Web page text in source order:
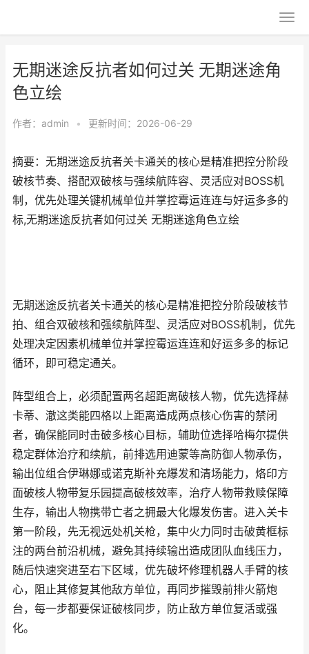
无期迷途反抗者如何过关 无期迷途角
色立绘
作者： admin • 更新时间：2026-06-29
摘要：无期迷途反抗者关卡通关的核心是精准把控分阶段
破核节奏、搭配双破核与强续航阵容、灵活应对BOSS机
制，优先处理关键机械单位并掌控霉运连连与好运多多的
标,无期迷途反抗者如何过关 无期迷途角色立绘
无期迷途反抗者关卡通关的核心是精准把控分阶段破核节
拍、组合双破核和强续航阵型、灵活应对BOSS机制，优先
处理决定因素机械单位并掌控霉运连连和好运多多的标记
循环，即可稳定通关。
阵型组合上，必须配置两名超距离破核人物，优先选择赫
卡蒂、澈这类能四格以上距离造成两点核心伤害的禁闭
者，确保能同时击破多核心目标，辅助位选择哈梅尔提供
稳定群体治疗和续航，前排选用迪蒙等高防御人物承伤，
输出位组合伊琳娜或诺克斯补充爆发和清场能力，烙印方
面破核人物带复乐园提高破核效率，治疗人物带救赎保障
生存，输出人物携带亡者之拥最大化爆发伤害。进入关卡
第一阶段，先无视远处机关枪，集中火力同时击破黄框标
注的两台前沿机械，避免其持续输出造成团队血线压力，
随后快速突进至右下区域，优先破坏修理机器人手臂的核
心，阻止其修复其他敌方单位，再同步摧毁前排火箭炮
台，每一步都要保证破核同步，防止敌方单位复活或强
化。